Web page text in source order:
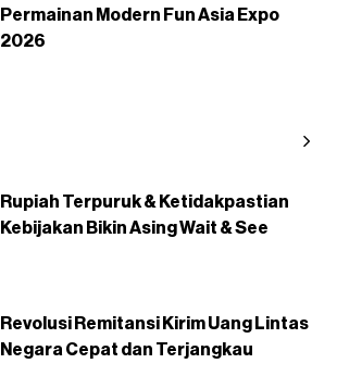
Permainan Modern Fun Asia Expo
2026
Rupiah Terpuruk & Ketidakpastian
Kebijakan Bikin Asing Wait & See
Revolusi Remitansi Kirim Uang Lintas
Negara Cepat dan Terjangkau